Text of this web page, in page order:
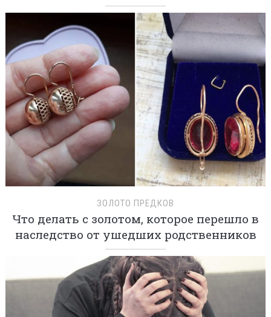
ЗОЛОТО ПРЕДКОВ
Что делать с золотом, которое перешло в
наследство от ушедших родственников